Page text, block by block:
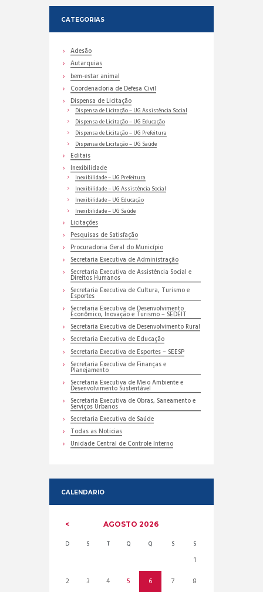
CATEGORIAS
Adesão
Autarquias
bem-estar animal
Coordenadoria de Defesa Civil
Dispensa de Licitação
Dispensa de Licitação – UG Assistência Social
Dispensa de Licitação – UG Educação
Dispensa de Licitação – UG Prefeitura
Dispensa de Licitação – UG Saúde
Editais
Inexibilidade
Inexibilidade – UG Prefeitura
Inexibilidade – UG Assistência Social
Inexibilidade – UG Educação
Inexibilidade – UG Saúde
Licitações
Pesquisas de Satisfação
Procuradoria Geral do Município
Secretaria Executiva de Administração
Secretaria Executiva de Assistência Social e
Direitos Humanos
Secretaria Executiva de Cultura, Turismo e
Esportes
Secretaria Executiva de Desenvolvimento
Econômico, Inovação e Turismo – SEDEIT
Secretaria Executiva de Desenvolvimento Rural
Secretaria Executiva de Educação
Secretaria Executiva de Esportes – SEESP
Secretaria Executiva de Finanças e
Planejamento
Secretaria Executiva de Meio Ambiente e
Desenvolvimento Sustentável
Secretaria Executiva de Obras, Saneamento e
Serviços Urbanos
Secretaria Executiva de Saúde
Todas as Noticias
Unidade Central de Controle Interno
CALENDARIO
AGOSTO2026
D S T Q Q S S
1
2
3 4 5 6 7 8